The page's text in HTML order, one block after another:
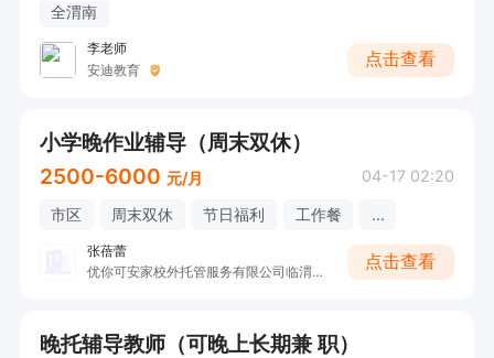
全渭南
李老师
安迪教育
点击查看
小学晚作业辅导（周末双休）
2500-6000 元/月 04-17 02:20
市区 周末双休 节日福利 工作餐 ...
张蓓蕾
优你可安家校外托管服务有限公司临渭分公司
点击查看
晚托辅导教师（可晚上长期兼 职）